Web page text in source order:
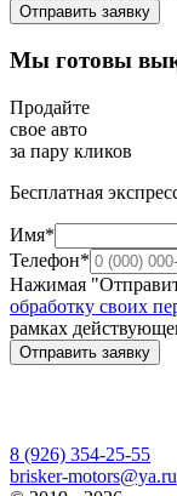
Отправить заявку
Мы готовы
Продайте
свое авто
за пару кликов
Бесплатная
Имя*
Телефон*
Нажимая
обработку своих
рамках
Отправить заявку
8 (926) 354-25-55
brisker-motors@ya.ru